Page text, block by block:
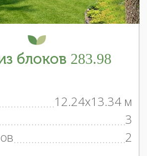
блоков 283.98
12.24x13.34 м
3
2